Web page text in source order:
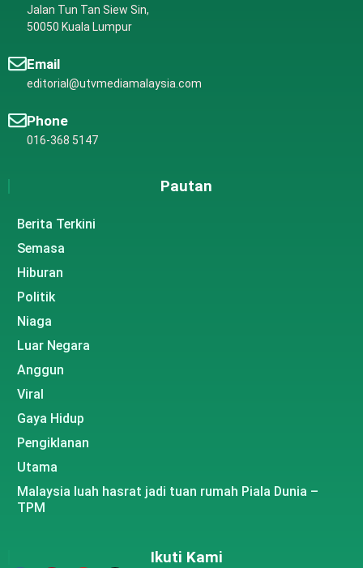
Jalan Tun Tan Siew Sin,
50050 Kuala Lumpur
Email
editorial@utvmediamalaysia.com
Phone
016-368 5147
Pautan
Berita Terkini
Semasa
Hiburan
Politik
Niaga
Luar Negara
Anggun
Viral
Gaya Hidup
Pengiklanan
Utama
Malaysia luah hasrat jadi tuan rumah Piala Dunia –
TPM
Ikuti Kami